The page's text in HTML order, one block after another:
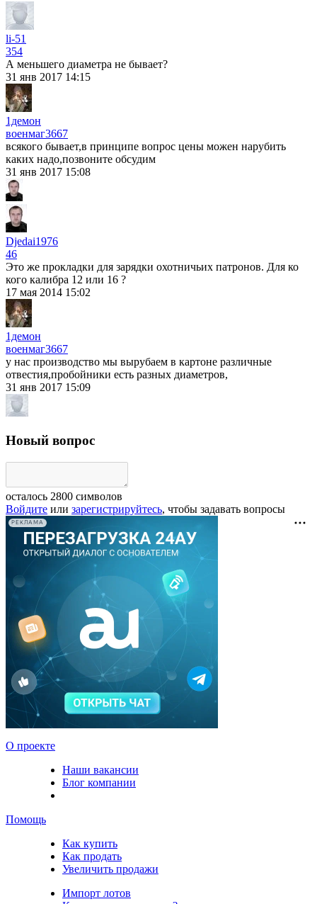
li-51
354
А меньшего диаметра не бывает?
31 янв 2017 14:15
1демон
военмаг3667
всякого бывает,в принципе вопрос цены можен нарубить
каких надо,позвоните обсудим
31 янв 2017 15:08
Djedai1976
46
Это же прокладки для зарядки охотничьих патронов. Для ко
кого калибра 12 или 16 ?
17 мая 2014 15:02
1демон
военмаг3667
у нас производство мы вырубаем в картоне различные
отвестия,пробойники есть разных диаметров,
31 янв 2017 15:09
Новый вопрос
осталось 2800 символов
Войдите или зарегистрируйтесь, чтобы задавать вопросы
РЕКЛАМА
О проекте
Наши вакансии
Блог компании
Помощь
Как купить
Как продать
Увеличить продажи
Импорт лотов